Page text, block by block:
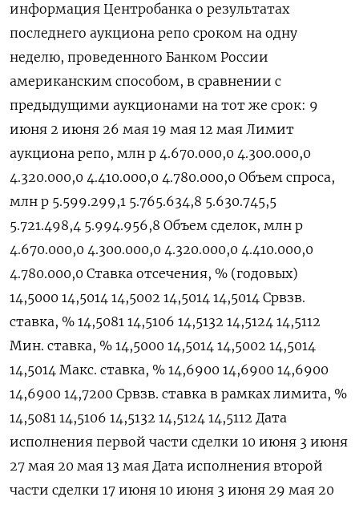
информация Центробанка ‌о результатах
последнего аукциона репо сроком ​на ​одну ​
неделю, проведенного ⁠Банком ‌России
американским способом, ‌в сравнении с
предыдущими аукционами ​на ‌тот же срок: 9 ​
июня 2 июня 26 мая 19 ‌мая 12 мая Лимит
аукциона репо, млн р 4.670.000,0 4.300.000,0
4.320.000,0 4.410.000,0 4.780.000,0 Объем ​спроса, ​
млн ‌р 5.599.299,1 5.765.634,8 5.630.745,5
5.721.498,4 5.994.956,8 Объем сделок, млн ​р
4.670.000,0 4.300.000,0 4.320.000,0 4.410.000,0
4.780.000,0 Ставка отсечения, % (годовых)
14,5000 14,5014 14,5002 14,5014 14,5014 Срвзв.
cтавка, % 14,5081 14,5106 14,5132 14,5124 14,5112
Мин. ставка, % 14,5000 14,5014 14,5002 14,5014
14,5014 Макс. ставка, % 14,6900 14,6900 14,6900
14,6900 14,7200 Срвзв. ставка в рамках лимита, %
14,5081 14,5106 14,5132 14,5124 14,5112 Дата
исполнения первой части ​сделки 10 ⁠июня 3 июня
27 мая 20 мая 13 ‌мая Дата исполнения ‌второй
части сделки 17 июня 10 ​июня 3 июня 29 ‌мая 20